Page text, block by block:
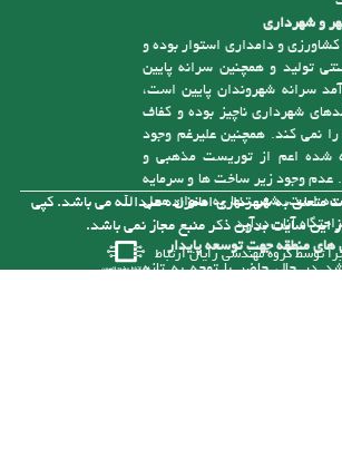
امام زاده عبدا... ( ع ) است
شهرکهای صنعتی استان مازندران
مناطق زیبا و دلپذیر از جمله
سنگ درگاه و رودخانه آلشیرود
شمال و دانشگاه توحید با حضور
مهر باعث ورود مسافران به
و شهرداری
و دامداری استوار بوده و
تولید و همچنین سرانه پایین
سرانه شهروندان پایین است،
شهرداری ناچیز بوده و کفاف